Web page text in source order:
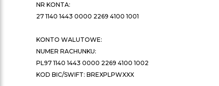
NR KONTA:
27 1140 1443 0000 2269 4100 1001
KONTO WALUTOWE:
NUMER RACHUNKU:
PL97 1140 1443 0000 2269 4100 1002
KOD BIC/SWIFT: BREXPLPWXXX